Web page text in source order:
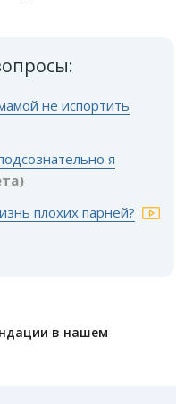
не испортить
я
плохих парней?
в нашем